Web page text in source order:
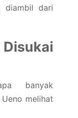
diambil dari
banyak
melihat